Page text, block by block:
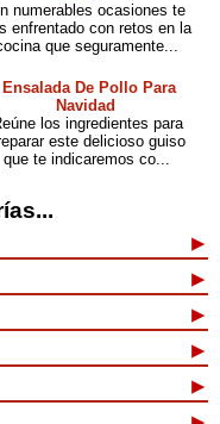
numerables ocasiones te
enfrentado con retos en la
que seguramente...
Ensalada De Pollo Para
Navidad
los ingredientes para
este delicioso guiso
que te indicaremos co...